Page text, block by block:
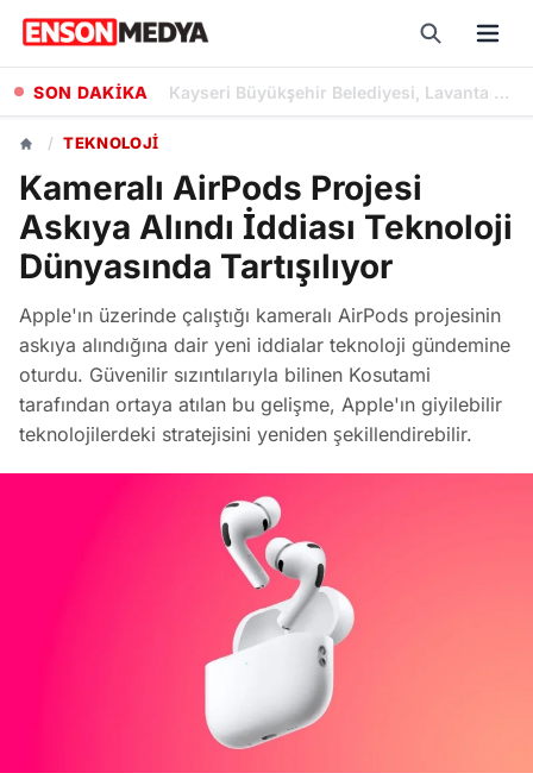
SON DAKİKA Gülümse Alzheimer Merkezi, Hastalara ve Yakınlarına Kapsamlı Destek Sağlıyor
/ TEKNOLOJI
Kameralı AirPods Projesi
Askıya Alındı İddiası Teknoloji
Dünyasında Tartışılıyor
Apple'ın üzerinde çalıştığı kameralı AirPods projesinin
askıya alındığına dair yeni iddialar teknoloji gündemine
oturdu. Güvenilir sızıntılarıyla bilinen Kosutami
tarafından ortaya atılan bu gelişme, Apple'ın giyilebilir
teknolojilerdeki stratejisini yeniden şekillendirebilir.